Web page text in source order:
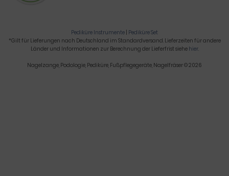
Pediküre Instrumente | Pediküre Set
*Gilt für Lieferungen nach Deutschland im Standardversand. Lieferzeiten für andere
Länder und Informationen zur Berechnung der Lieferfrist siehe hier.
Nagelzange, Podologie, Pediküre, Fußpflegegeräte, Nagelfräser © 2026